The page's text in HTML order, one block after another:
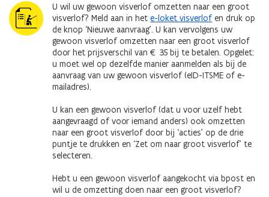
AfbeeldingU wil uw gewoon visverlof omzetten naar een groot
visverlof? Meld aan in hete-loket visverlof en druk op
de knop ‘Nieuwe aanvraag’. U kan vervolgens uw
gewoon visverlof omzetten naar een groot visverlof
door het prijsverschil van € 35 bij te betalen. Opgelet:
u moet wel op dezelfde manier aanmelden als bij de
aanvraag van uw gewoon visverlof (eID-ITSME of e-
mailadres).
U kan een gewoon visverlof (dat u voor uzelf hebt
aangevraagd of voor iemand anders) ook omzetten
naar een groot visverlof door bij ‘acties’ op de drie
puntje te drukken en ‘Zet om naar groot visverlof’ te
selecteren.
Hebt u een gewoon visverlof aangekocht via bpost en
wil u de omzetting doen naar een groot visverlof?